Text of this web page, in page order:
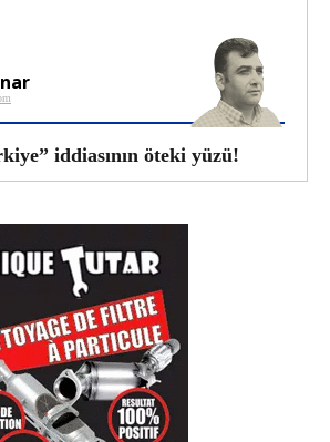
iddiasının öteki yüzü!